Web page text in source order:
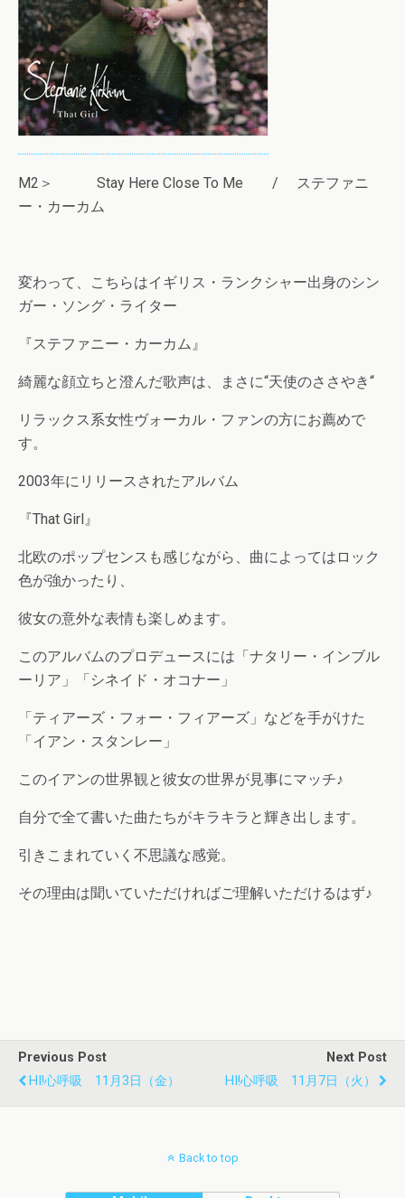
M2＞ Stay Here Close To Me / ステファニ
ー・カーカム
変わって、こちらはイギリス・ランクシャー出身のシン
ガー・ソング・ライター
『ステファニー・カーカム』
綺麗な顔立ちと澄んだ歌声は、まさに“天使のささやき“
リラックス系女性ヴォーカル・ファンの方にお薦めで
す。
2003年にリリースされたアルバム
『That Girl』
北欧のポップセンスも感じながら、曲によってはロック
色が強かったり、
彼女の意外な表情も楽しめます。
このアルバムのプロデュースには「ナタリー・インブル
ーリア」「シネイド・オコナー」
「ティアーズ・フォー・フィアーズ」などを手がけた
「イアン・スタンレー」
このイアンの世界観と彼女の世界が見事にマッチ♪
自分で全て書いた曲たちがキラキラと輝き出します。
引きこまれていく不思議な感覚。
その理由は聞いていただければご理解いただけるはず♪
Previous Post
HI!心呼吸 11月3日（金）
Next Post
HI!心呼吸 11月7日（火）
Back to top